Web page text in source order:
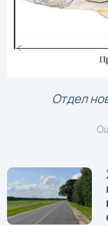
Отдел